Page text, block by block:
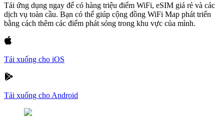
Tải ứng dụng ngay để có hàng triệu điểm WiFi, eSIM giá rẻ và các
dịch vụ toàn cầu. Bạn có thể giúp cộng đồng WiFi Map phát triển
bằng cách thêm các điểm phát sóng trong khu vực của mình.
Tải xuống cho iOS
Tải xuống cho Android